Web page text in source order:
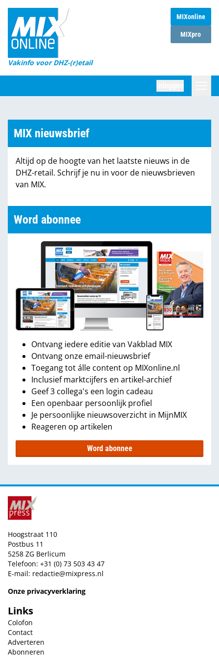
MIXonline
MIXpro
Vakinfo voor DHZ-(r)etail
Home
Magazines
DHZ Sessie
Marktcijfers
Partners
MIX nieuwsbrief
Altijd op de hoogte van het laatste nieuws in de
DHZ-retail. Schrijf je nu in voor de nieuwsbrieven
van MIX.
Word abonnee
Ontvang iedere editie van Vakblad MIX
Ontvang onze email-nieuwsbrief
Toegang tot álle content op MIXonline.nl
Inclusief marktcijfers en artikel-archief
Geef 3 collega's een login cadeau
Een openbaar persoonlijk profiel
Je persoonlijke nieuwsoverzicht in MijnMIX
Reageren op artikelen
Word abonnee
Hoogstraat 110
Postbus 11
5258 ZG Berlicum
Telefoon: +31 (0) 73 503 43 47
E-mail: redactie@mixpress.nl
Onze privacyverklaring
Links
Colofon
Contact
Adverteren
Abonneren